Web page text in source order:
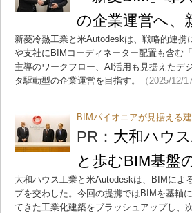
の企業運営へ、
新菱冷熱工業と米Autodeskは、戦略的連
や支社にBIMコーディネーター配置も含む
主導のワークフロー、AI活用も見据えたデ
タ駆動型の企業運営を目指す。
（2025/12/17
BIMパイオニアが見据える
PR： 大和ハウ
と歩むBIM基盤
大和ハウス工業と米Autodeskは、BIMによ
プを交わした。今回の提携ではBIMを基軸
てきた工業化建築をブラッシュアップし、